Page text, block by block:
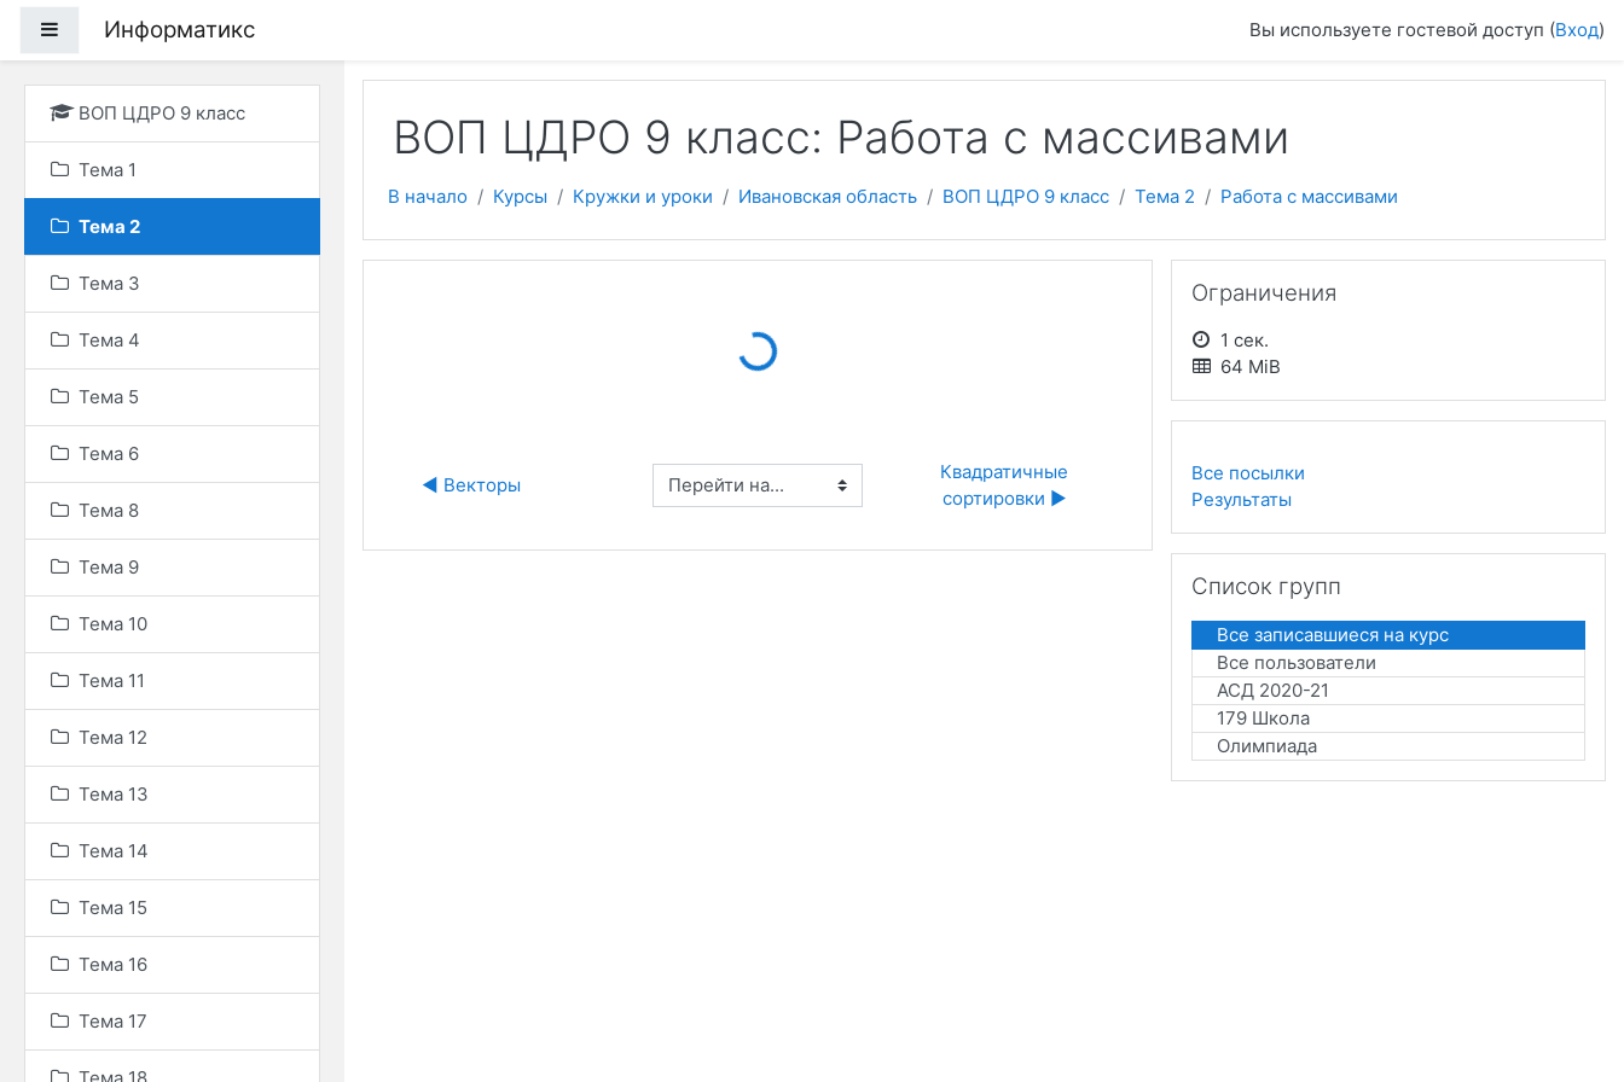
Боковая панель
Информатикс Вы используете гостевой доступ (Вход)
ВОП ЦДРО 9 класс
Тема 1
Тема 2
Тема 3
Тема 4
Тема 5
Тема 6
Тема 8
Тема 9
Тема 10
Тема 11
Тема 12
Тема 13
Тема 14
Тема 15
Тема 16
Тема 17
ВОП ЦДРО 9 класс: Работа с массивами
В начало Курсы Кружки и уроки Ивановская область ВОП ЦДРО 9 класс Тема 2 Работа с массивами
Loading...
◀︎ Векторы Перейти на...
сортировки ▶︎
Ограничения
1 сек.
64 MiB
Все посылки
Результаты
Список групп
Все записавшиеся на курс
Все пользователи
АСД 2020-21
179 Школа
Олимпиада